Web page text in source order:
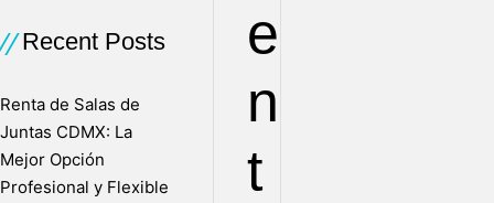
e
n
t
Recent Posts
Renta de Salas de
Juntas CDMX: La
Mejor Opción
Profesional y Flexible